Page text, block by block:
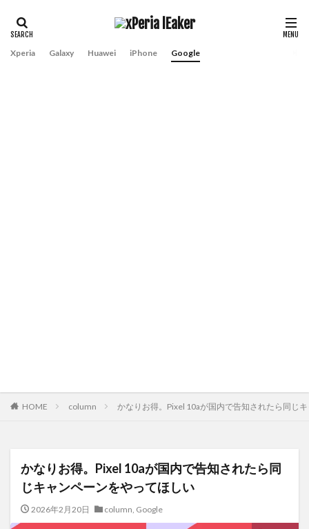
Xperia Galaxy Huawei iPhone Google
HOME column かなりお得。Pixel 10aが国内で告知されたら同じ
かなりお得。Pixel 10aが国内で告知されたら同
じキャンペーンをやってほしい
2026年2月20日 column, Google